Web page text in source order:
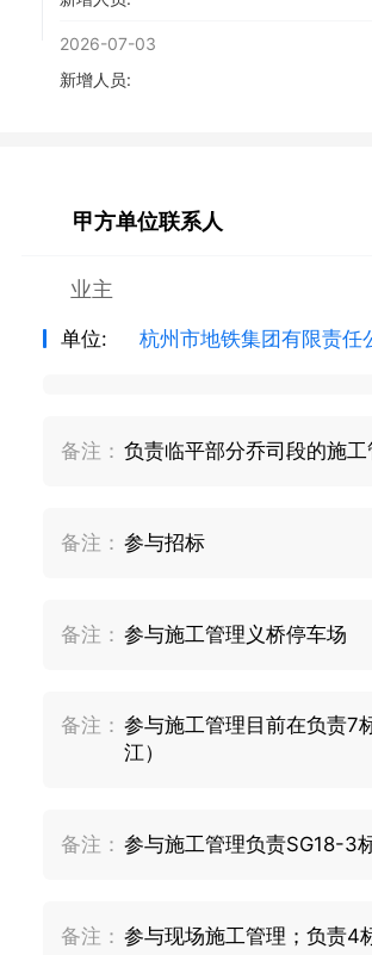
2026-07-03
新增人员:
甲方单位联系人
业主
单位: 杭州市地铁集团有限责任
备注： 负责临平部分乔司段的施工
备注： 参与招标
备注： 参与施工管理义桥停车场
备注： 参与施工管理目前在负责7
江）
备注： 参与施工管理负责SG18-3
备注： 参与现场施工管理；负责4